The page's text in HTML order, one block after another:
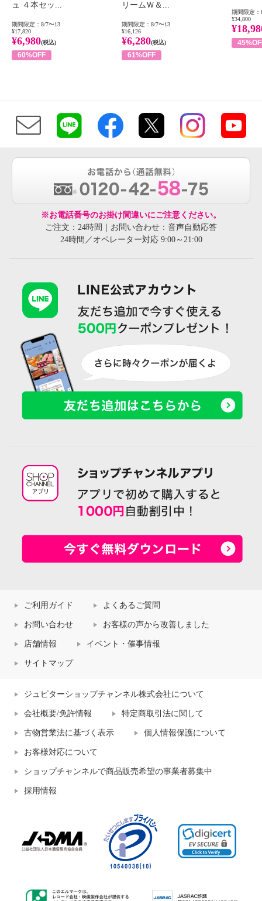
ュ ４本セッ...
期間限定：8/7〜13
¥17,820
¥6,980(税込)
60%OFF
リームＷ＆...
期間限定：8/7〜13
¥16,126
¥6,280(税込)
61%OFF
期間限定：
¥34,800
※お電話番号のお掛け間違いにご注意ください。
ご注文：24時間｜お問い合わせ：音声自動応答
24時間／オペレーター対応 9:00～21:00
ご利用ガイド よくあるご質問
お問い合わせ お客様の声から改善しました
店舗情報 イベント・催事情報
サイトマップ
ジュピターショップチャンネル株式会社について
会社概要/免許情報 特定商取引法に関して
古物営業法に基づく表示 個人情報保護について
お客様対応について
ショップチャンネルで商品販売希望の事業者募集中
採用情報